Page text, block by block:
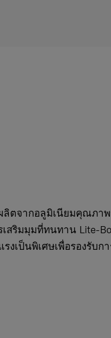
ลิตจากอลูมิเนียมคุณภา
สริมมุมที่ทนทาน Lite-
เป็นพิเศษเพื่อรองรับก